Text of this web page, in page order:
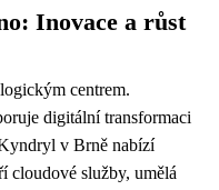
Inovace a růst
centrem.
digitální transformaci
v Brně nabízí
cloudové služby, umělá